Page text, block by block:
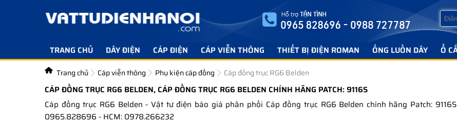
TRANG CHỦ DÂY ĐIỆN CÁP ĐIỆN CÁP VIỄN THÔNG THIẾT BỊ ĐIỆN ROMAN ỐNG LUỒN DÂY Ổ
Trang chủ Cáp viễn thông Phụ kiện cáp đồng Cáp đồng trục RG6 Belden
CÁP ĐỒNG TRỤC RG6 BELDEN, CÁP ĐỒNG TRỤC RG6 BELDEN CHÍNH HÃNG PATCH: 9116S
Cáp đồng trục RG6 Belden - Vật tư điện báo giá phân phối Cáp đồng trục RG6 Belden chính hãng Patch:
0965.828696 - HCM: 0978.266232